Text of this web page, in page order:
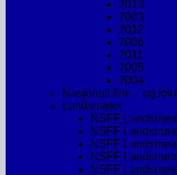
2013
2003
2012
2006
2011
2005
2004
Nasjonalt film – og
Landsmøter
NSFF
NSFF
NSFF
NSFF
NSFF